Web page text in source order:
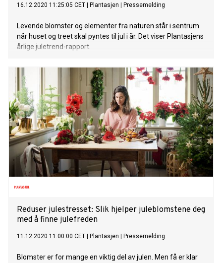
16.12.2020 11:25:05 CET Plantasjen Pressemelding
Levende blomster og elementer fra naturen står i sentrum
når huset og treet skal pyntes til jul i år. Det viser Plantasjens
årlige juletrend-rapport.
Reduser julestresset: Slik hjelper juleblomstene deg
med å finne julefreden
11.12.2020 11:00:00 CET Plantasjen Pressemelding
Blomster er for mange en viktig del av julen. Men få er klar